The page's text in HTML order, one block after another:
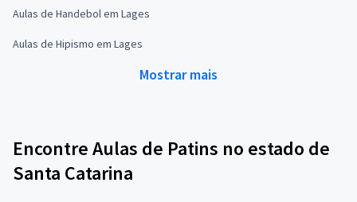
Aulas de Handebol em Lages
Aulas de Hipismo em Lages
Mostrar mais
Encontre Aulas de Patins no estado de
Santa Catarina